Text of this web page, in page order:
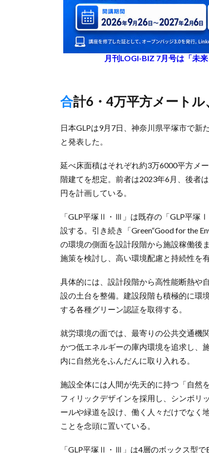
月刊LOGI-BIZ 7月号は「未
合計6・4万平方メート
日本GLPは9月7日、神奈川県平塚市で
と発表した。
延べ床面積はそれぞれ約3万6000平方メ
階建てを想定。前者は2023年6月、後者
円を計画している。
「GLP平塚Ⅱ・Ⅲ」は既存の「GLP平塚
設する。引き続き「Green“Good for the
の環境の側面を設計段階から施設稼働後
施策を検討し、高い環境配慮と持続性を
具体的には、設計段階から高性能断熱や
設の土台を整備。建設段階も積極的に環
する各種グリーン認証を取得する。
就労環境の面では、最寄りの公共交通機
かつ低エネルギーの庫内環境を追求し、
内に自然光をふんだんに取り入れる。
施設全体には人間が先天的に持つ「自然
フィリックデザインを採用し、シンボリ
ールや緑道を設け、働く人々だけでなく
ことを念頭に置いている。
「GLP平塚Ⅱ・Ⅲ」は4層のボックス型